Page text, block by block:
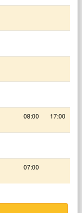
08:00 17:00
07:00